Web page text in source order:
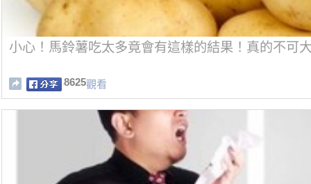
小心！馬鈴薯吃太多竟會有這樣的結果！真的不可
8625觀看